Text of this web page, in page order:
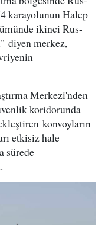
karayolunun Halep
ikinci Rus-
diyen merkez,
Merkezi'nden
koridorunda
konvoyların
etkisiz hale
sürede